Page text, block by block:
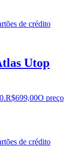
de crédito
Utop
R$699,00O preço
de crédito